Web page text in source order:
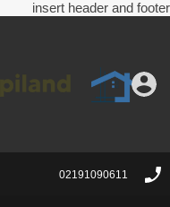
insert header and footer
02191090611